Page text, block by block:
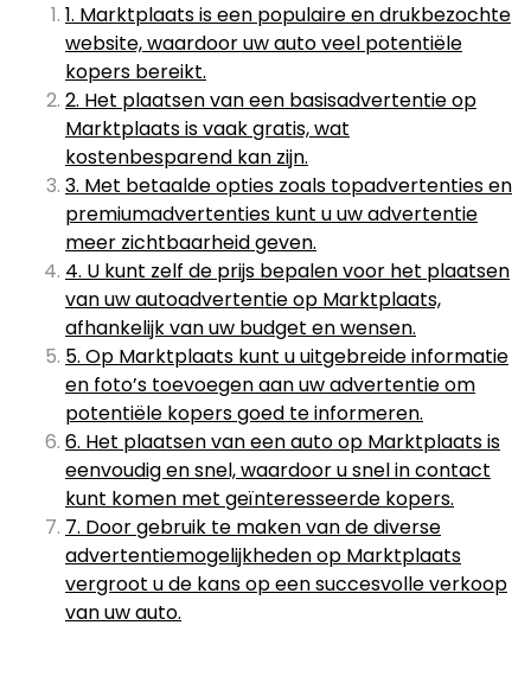
1. Marktplaats is een populaire en drukbezochte
website, waardoor uw auto veel potentiële
kopers bereikt.
2. Het plaatsen van een basisadvertentie op
Marktplaats is vaak gratis, wat
kostenbesparend kan zijn.
3. Met betaalde opties zoals topadvertenties en
premiumadvertenties kunt u uw advertentie
meer zichtbaarheid geven.
4. U kunt zelf de prijs bepalen voor het plaatsen
van uw autoadvertentie op Marktplaats,
afhankelijk van uw budget en wensen.
5. Op Marktplaats kunt u uitgebreide informatie
en foto’s toevoegen aan uw advertentie om
potentiële kopers goed te informeren.
6. Het plaatsen van een auto op Marktplaats is
eenvoudig en snel, waardoor u snel in contact
kunt komen met geïnteresseerde kopers.
7. Door gebruik te maken van de diverse
advertentiemogelijkheden op Marktplaats
vergroot u de kans op een succesvolle verkoop
van uw auto.